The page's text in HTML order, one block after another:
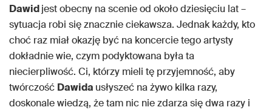
Dawidjest obecny na scenie od około dziesięciu lat –
sytuacja robi się znacznie ciekawsza. Jednak każdy, kto
choć raz miał okazję być na koncercie tego artysty
dokładnie wie, czym podyktowana była ta
niecierpliwość. Ci, którzy mieli tę przyjemność, aby
twórczość Dawida usłyszeć na żywo kilka razy,
doskonale wiedzą, że tam nic nie zdarza się dwa razy i